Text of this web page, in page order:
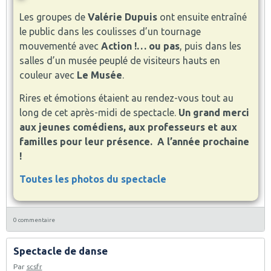
Les groupes de Valérie Dupuisont ensuite entraîné
le public dans les coulisses d’un tournage
mouvementé avec Action !… ou pas, puis dans les
salles d’un musée peuplé de visiteurs hauts en
couleur avec Le Musée
Rires et émotions étaient au rendez-vous tout au
long de cet après-midi de spectacle. Un grand merci
aux jeunes comédiens, aux professeurs et aux
familles pour leur présence. A l’année prochaine
!
Toutes les photos du spectacle
0 commentaire
Spectacle de danse
Par scsfr